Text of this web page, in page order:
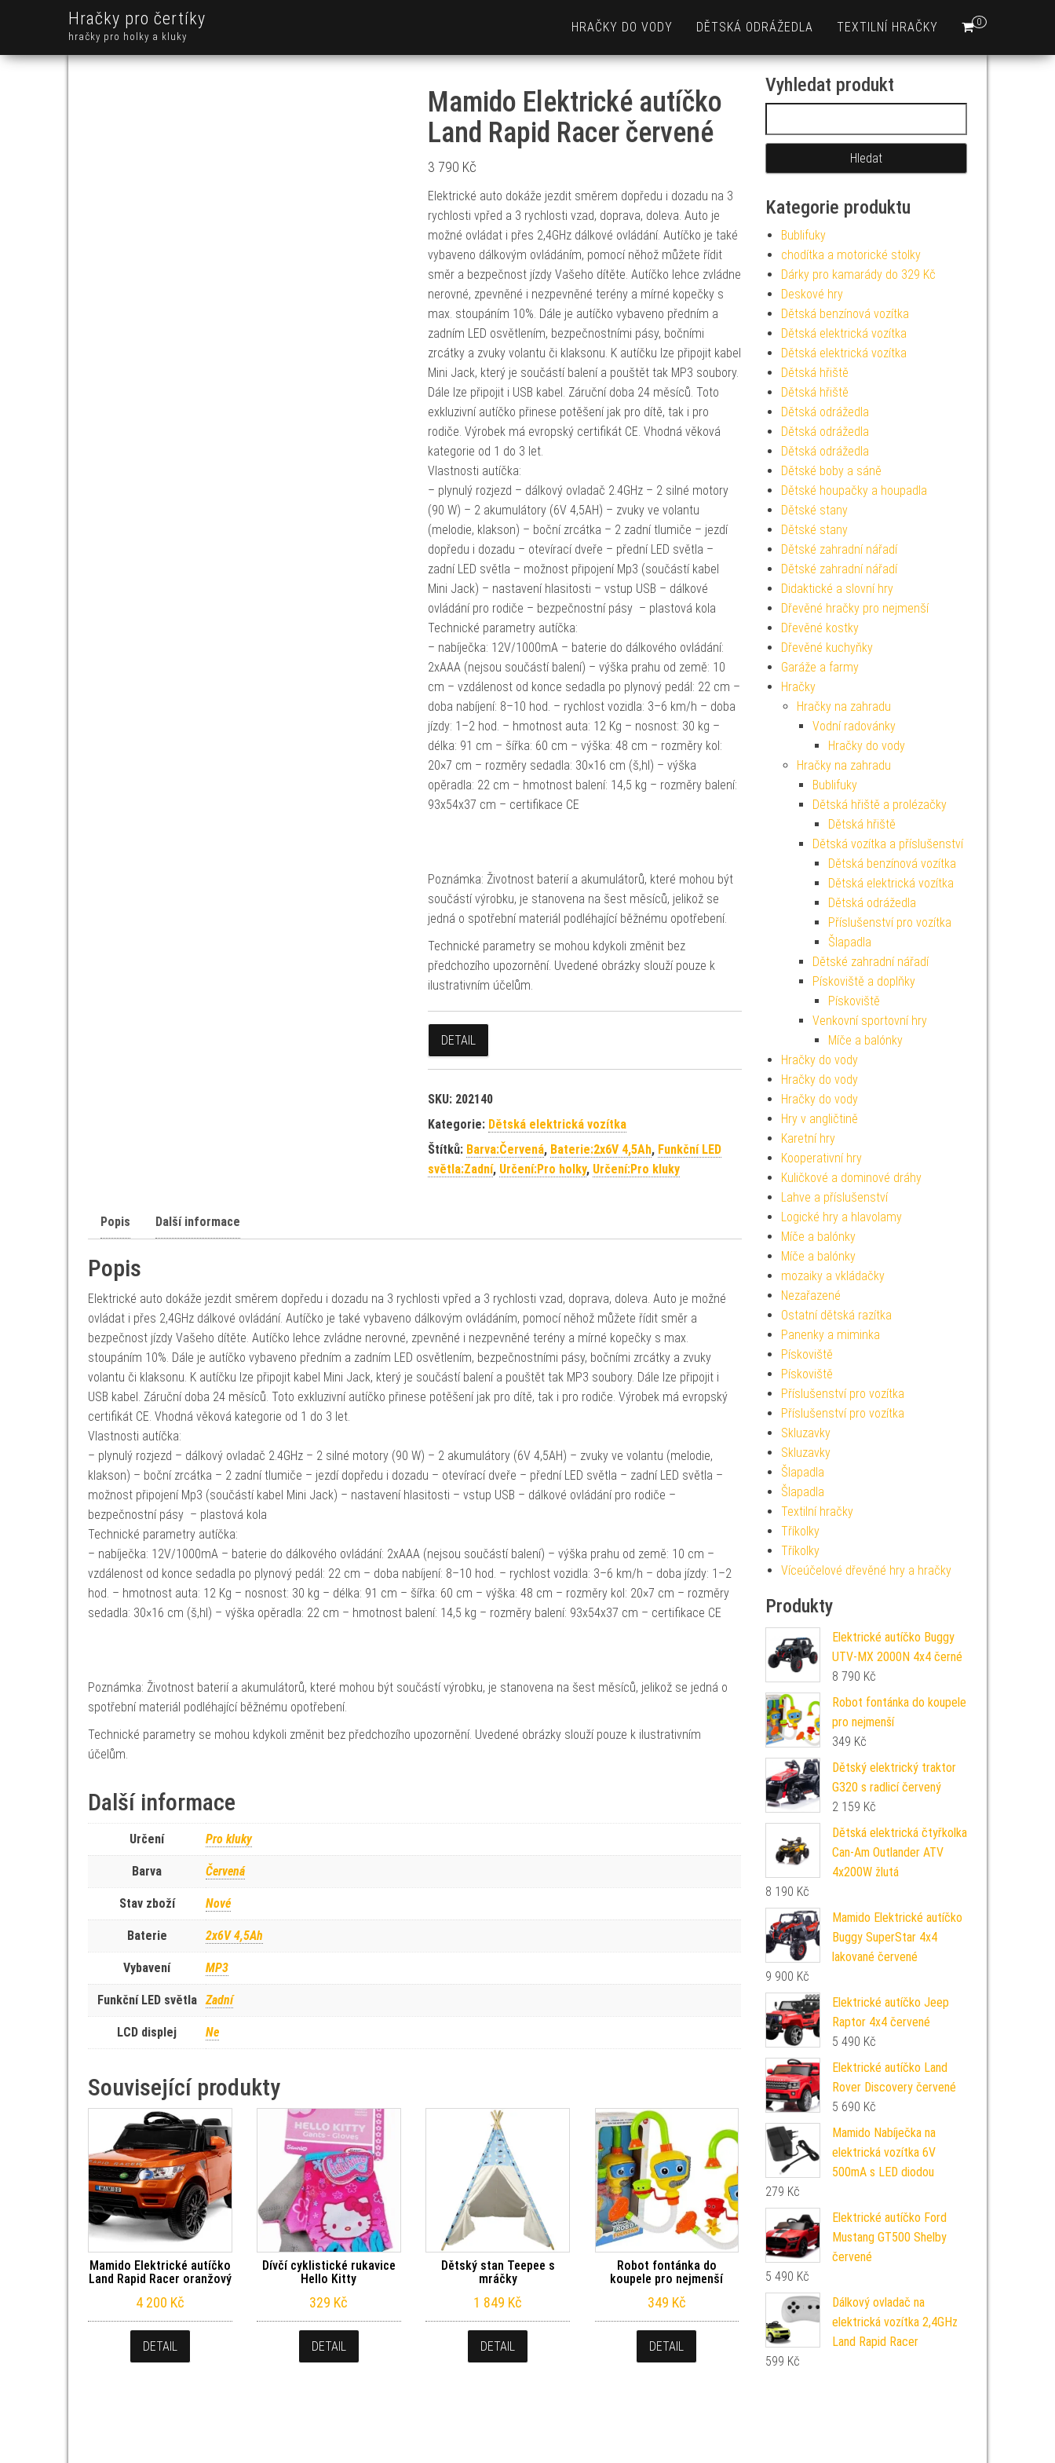
Hračky pro čertíky
hračky pro holky a kluky
0
HRAČKY DO VODY DĚTSKÁ ODRÁŽEDLA TEXTILNÍ HRAČKY
Mamido Elektrické autíčko
Land Rapid Racer červené
3 790 Kč
Elektrické auto dokáže jezdit směrem dopředu i dozadu na 3
rychlosti vpřed a 3 rychlosti vzad, doprava, doleva. Auto je
možné ovládat i přes 2,4GHz dálkové ovládání. Autíčko je také
vybaveno dálkovým ovládáním, pomocí něhož můžete řídit
směr a bezpečnost jízdy Vašeho dítěte. Autíčko lehce zvládne
nerovné, zpevněné i nezpevněné terény a mírné kopečky s
max. stoupáním 10%. Dále je autíčko vybaveno předním a
zadním LED osvětlením, bezpečnostními pásy, bočními
zrcátky a zvuky volantu či klaksonu. K autíčku lze připojit kabel
Mini Jack, který je součástí balení a pouštět tak MP3 soubory.
Dále lze připojit i USB kabel. Záruční doba 24 měsíců. Toto
exkluzivní autíčko přinese potěšení jak pro dítě, tak i pro
rodiče. Výrobek má evropský certifikát CE. Vhodná věková
kategorie od 1 do 3 let.
Vlastnosti autíčka:
– plynulý rozjezd – dálkový ovladač 2.4GHz – 2 silné motory
(90 W) – 2 akumulátory (6V 4,5AH) – zvuky ve volantu
(melodie, klakson) – boční zrcátka – 2 zadní tlumiče – jezdí
dopředu i dozadu – otevírací dveře – přední LED světla –
zadní LED světla – možnost připojení Mp3 (součástí kabel
Mini Jack) – nastavení hlasitosti – vstup USB – dálkové
ovládání pro rodiče – bezpečnostní pásy – plastová kola
Technické parametry autíčka:
– nabíječka: 12V/1000mA – baterie do dálkového ovládání:
2xAAA (nejsou součástí balení) – výška prahu od země: 10
cm – vzdálenost od konce sedadla po plynový pedál: 22 cm –
doba nabíjení: 8–10 hod. – rychlost vozidla: 3–6 km/h – doba
jízdy: 1–2 hod. – hmotnost auta: 12 Kg – nosnost: 30 kg –
délka: 91 cm – šířka: 60 cm – výška: 48 cm – rozměry kol:
20×7 cm – rozměry sedadla: 30×16 cm (š,hl) – výška
opěradla: 22 cm – hmotnost balení: 14,5 kg – rozměry balení:
93x54x37 cm – certifikace CE
Poznámka: Životnost baterií a akumulátorů, které mohou být
součástí výrobku, je stanovena na šest měsíců, jelikož se
jedná o spotřební materiál podléhající běžnému opotřebení.
Technické parametry se mohou kdykoli změnit bez
předchozího upozornění. Uvedené obrázky slouží pouze k
ilustrativním účelům.
DETAIL
SKU: 202140
Kategorie: Dětská elektrická vozítka
Štítků: Barva:Červená, Baterie:2x6V 4,5Ah, Funkční LED
světla:Zadní, Určení:Pro holky, Určení:Pro kluky
Popis Další informace
Popis
Elektrické auto dokáže jezdit směrem dopředu i dozadu na 3 rychlosti vpřed a 3 rychlosti vzad, doprava, doleva. Auto je možné
ovládat i přes 2,4GHz dálkové ovládání. Autíčko je také vybaveno dálkovým ovládáním, pomocí něhož můžete řídit směr a
bezpečnost jízdy Vašeho dítěte. Autíčko lehce zvládne nerovné, zpevněné i nezpevněné terény a mírné kopečky s max.
stoupáním 10%. Dále je autíčko vybaveno předním a zadním LED osvětlením, bezpečnostními pásy, bočními zrcátky a zvuky
volantu či klaksonu. K autíčku lze připojit kabel Mini Jack, který je součástí balení a pouštět tak MP3 soubory. Dále lze připojit i
USB kabel. Záruční doba 24 měsíců. Toto exkluzivní autíčko přinese potěšení jak pro dítě, tak i pro rodiče. Výrobek má evropský
certifikát CE. Vhodná věková kategorie od 1 do 3 let.
Vlastnosti autíčka:
– plynulý rozjezd – dálkový ovladač 2.4GHz – 2 silné motory (90 W) – 2 akumulátory (6V 4,5AH) – zvuky ve volantu (melodie,
klakson) – boční zrcátka – 2 zadní tlumiče – jezdí dopředu i dozadu – otevírací dveře – přední LED světla – zadní LED světla –
možnost připojení Mp3 (součástí kabel Mini Jack) – nastavení hlasitosti – vstup USB – dálkové ovládání pro rodiče –
bezpečnostní pásy – plastová kola
Technické parametry autíčka:
– nabíječka: 12V/1000mA – baterie do dálkového ovládání: 2xAAA (nejsou součástí balení) – výška prahu od země: 10 cm –
vzdálenost od konce sedadla po plynový pedál: 22 cm – doba nabíjení: 8–10 hod. – rychlost vozidla: 3–6 km/h – doba jízdy: 1–2
hod. – hmotnost auta: 12 Kg – nosnost: 30 kg – délka: 91 cm – šířka: 60 cm – výška: 48 cm – rozměry kol: 20×7 cm – rozměry
sedadla: 30×16 cm (š,hl) – výška opěradla: 22 cm – hmotnost balení: 14,5 kg – rozměry balení: 93x54x37 cm – certifikace CE
Poznámka: Životnost baterií a akumulátorů, které mohou být součástí výrobku, je stanovena na šest měsíců, jelikož se jedná o
spotřební materiál podléhající běžnému opotřebení.
Technické parametry se mohou kdykoli změnit bez předchozího upozornění. Uvedené obrázky slouží pouze k ilustrativním
účelům.
Další informace
Určení Pro kluky
Barva Červená
Stav zboží Nové
Baterie 2x6V 4,5Ah
Vybavení MP3
Funkční LED světla Zadní
LCD displej Ne
Související produkty
Mamido Elektrické autíčko
Land Rapid Racer oranžový
4 200 Kč
DETAIL
Dívčí cyklistické rukavice
Hello Kitty
329 Kč
DETAIL
Dětský stan Teepee s
mráčky
1 849 Kč
DETAIL
Robot fontánka do
koupele pro nejmenší
349 Kč
DETAIL
Vyhledat produkt
Kategorie produktu
Bublifuky
chodítka a motorické stolky
Dárky pro kamarády do 329 Kč
Deskové hry
Dětská benzínová vozítka
Dětská elektrická vozítka
Dětská elektrická vozítka
Dětská hřiště
Dětská hřiště
Dětská odrážedla
Dětská odrážedla
Dětská odrážedla
Dětské boby a sáně
Dětské houpačky a houpadla
Dětské stany
Dětské stany
Dětské zahradní nářadí
Dětské zahradní nářadí
Didaktické a slovní hry
Dřevěné hračky pro nejmenší
Dřevěné kostky
Dřevěné kuchyňky
Garáže a farmy
Hračky
Hračky na zahradu
Vodní radovánky
Hračky do vody
Hračky na zahradu
Bublifuky
Dětská hřiště a prolézačky
Dětská hřiště
Dětská vozítka a příslušenství
Dětská benzínová vozítka
Dětská elektrická vozítka
Dětská odrážedla
Příslušenství pro vozítka
Šlapadla
Dětské zahradní nářadí
Pískoviště a doplňky
Pískoviště
Venkovní sportovní hry
Míče a balónky
Hračky do vody
Hračky do vody
Hračky do vody
Hry v angličtině
Karetní hry
Kooperativní hry
Kuličkové a dominové dráhy
Lahve a příslušenství
Logické hry a hlavolamy
Míče a balónky
Míče a balónky
mozaiky a vkládačky
Nezařazené
Ostatní dětská razítka
Panenky a miminka
Pískoviště
Pískoviště
Příslušenství pro vozítka
Příslušenství pro vozítka
Skluzavky
Skluzavky
Šlapadla
Šlapadla
Textilní hračky
Tříkolky
Tříkolky
Víceúčelové dřevěné hry a hračky
Produkty
Elektrické autíčko Buggy
UTV-MX 2000N 4x4 černé
8 790 Kč
Robot fontánka do koupele
pro nejmenší
349 Kč
Dětský elektrický traktor
G320 s radlicí červený
2 159 Kč
Dětská elektrická čtyřkolka
Can-Am Outlander ATV
4x200W žlutá
8 190 Kč
Mamido Elektrické autíčko
Buggy SuperStar 4x4
lakované červené
9 900 Kč
Elektrické autíčko Jeep
Raptor 4x4 červené
5 490 Kč
Elektrické autíčko Land
Rover Discovery červené
5 690 Kč
Mamido Nabíječka na
elektrická vozítka 6V
500mA s LED diodou
279 Kč
Elektrické autíčko Ford
Mustang GT500 Shelby
červené
5 490 Kč
Dálkový ovladač na
elektrická vozítka 2,4GHz
Land Rapid Racer
599 Kč